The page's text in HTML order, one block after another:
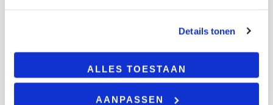
Details tonen
ALLES TOESTAAN
AANPASSEN
Poortland 186, 1046 BD Amsterdam
info@ledplazashop.nl